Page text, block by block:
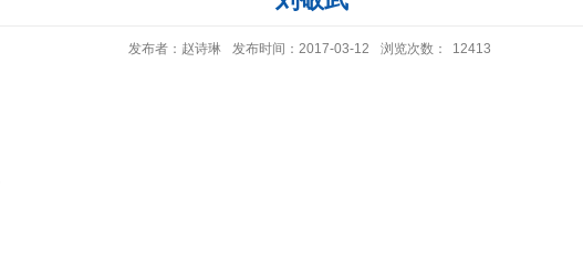
发布者：赵诗琳 发布时间：2017-03-12 浏览次数： 12413